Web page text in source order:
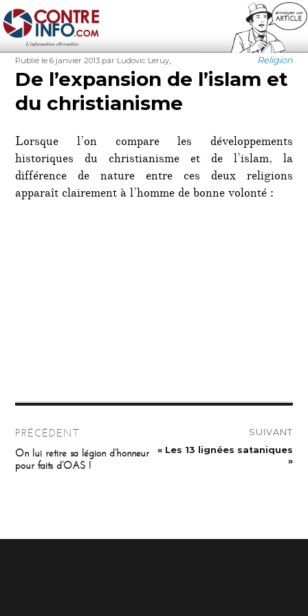
Contre-Info
Publié
le
Publié le 6 janvier 2013 Auteur
par Ludovic Leruy Catégories
Religion
Étiquettes
De l’expansion de l’islam et
du christianisme
Lorsque l’on compare les développements
historiques du christianisme et de l’islam, la
différence de nature entre ces deux religions
apparaît clairement à l’homme de bonne volonté :
de
l’article
PRÉCÉDENT
Publication
précédente :
On lui retire sa légion d’honneur
pour faits d’OAS !
SUIVANT
Publication
« Les 13 lignées sataniques
»